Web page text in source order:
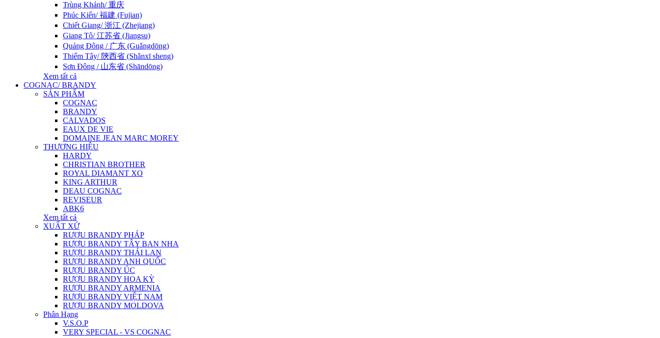
Trùng Khánh/ 重庆
Phúc Kiến/ 福建 (Fujian)
Chiết Giang/ 浙江 (Zhejiang)
Giang Tô/ 江苏省 (Jiangsu)
Quảng Đông / 广东 (Guǎngdōng)
Thiểm Tây/ 陝西省 (Shǎnxī sheng)
Sơn Đông / 山东省 (Shāndōng)
Xem tất cả
COGNAC/ BRANDY
SẢN PHẨM
COGNAC
BRANDY
CALVADOS
EAUX DE VIE
DOMAINE JEAN MARC MOREY
THƯƠNG HIỆU
HARDY
CHRISTIAN BROTHER
ROYAL DIAMANT XO
KING ARTHUR
DEAU COGNAC
REVISEUR
ABK6
Xem tất cả
XUẤT XỨ
RƯỢU BRANDY PHÁP
RƯỢU BRANDY TÂY BAN NHA
RƯỢU BRANDY THÁI LAN
RƯỢU BRANDY ANH QUỐC
RƯỢU BRANDY ÚC
RƯỢU BRANDY HOA KỲ
RƯỢU BRANDY ARMENIA
RƯỢU BRANDY VIỆT NAM
RƯỢU BRANDY MOLDOVA
Phân Hạng
V.S.O.P
VERY SPECIAL - VS COGNAC